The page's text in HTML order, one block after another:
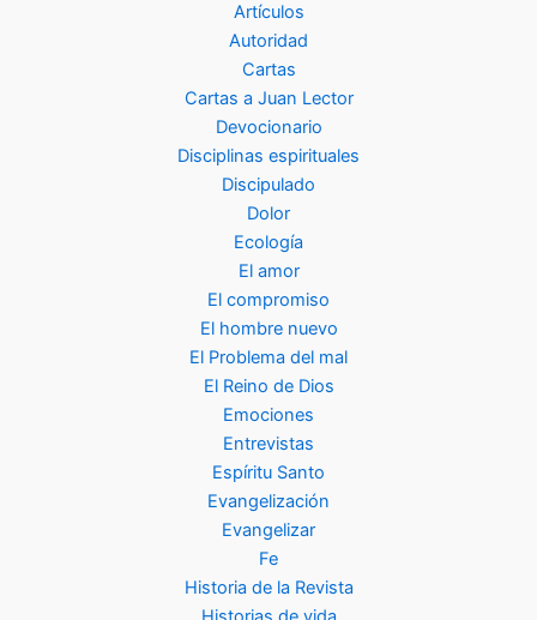
Artículos
Autoridad
Cartas
Cartas a Juan Lector
Devocionario
Disciplinas espirituales
Discipulado
Dolor
Ecología
El amor
El compromiso
El hombre nuevo
El Problema del mal
El Reino de Dios
Emociones
Entrevistas
Espíritu Santo
Evangelización
Evangelizar
Fe
Historia de la Revista